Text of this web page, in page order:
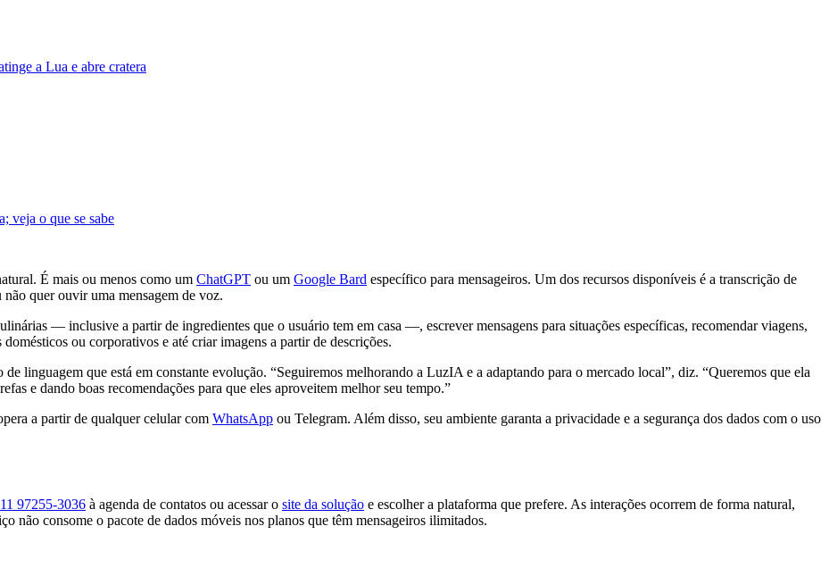
a Lua e abre cratera
veja o que se sabe
É mais ou menos como um ChatGPT ou um Google Bard específico para mensageiros. Um dos recursos disponíveis é a transcrição de
quer ouvir uma mensagem de voz.
— inclusive a partir de ingredientes que o usuário tem em casa —, escrever mensagens para situações específicas, recomendar viagens,
ou corporativos e até criar imagens a partir de descrições.
linguagem que está em constante evolução. “Seguiremos melhorando a LuzIA e a adaptando para o mercado local”, diz. “Queremos que ela
e dando boas recomendações para que eles aproveitem melhor seu tempo.”
a partir de qualquer celular com WhatsApp ou Telegram. Além disso, seu ambiente garanta a privacidade e a segurança dos dados com o uso
97255-3036 à agenda de contatos ou acessar o site da solução e escolher a plataforma que prefere. As interações ocorrem de forma natural,
não consome o pacote de dados móveis nos planos que têm mensageiros ilimitados.